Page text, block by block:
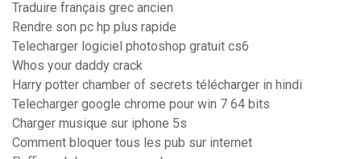
Traduire français grec ancien
Rendre son pc hp plus rapide
Telecharger logiciel photoshop gratuit cs6
Whos your daddy crack
Harry potter chamber of secrets télécharger in hindi
Telecharger google chrome pour win 7 64 bits
Charger musique sur iphone 5s
Comment bloquer tous les pub sur internet